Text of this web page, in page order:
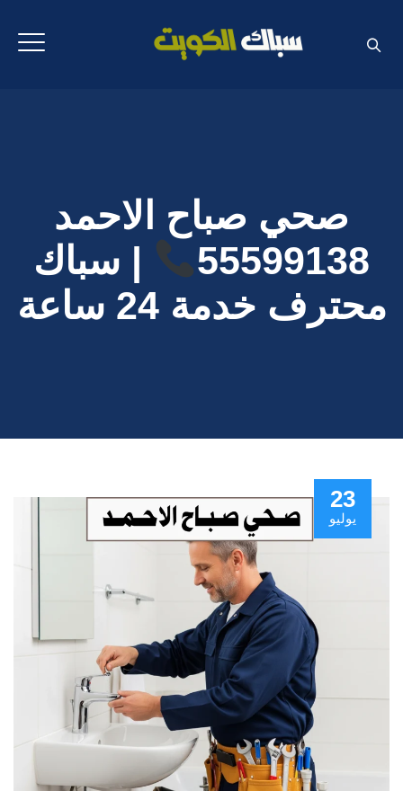
صحي صباح الاحمد
55599138
| سباك
محترف خدمة 24 ساعة
23
يوليو